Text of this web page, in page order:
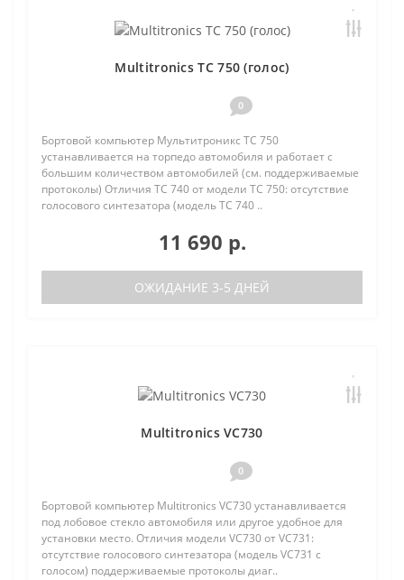
Multitronics TC 750 (голос)
0
Бортовой компьютер Мультитроникс TC 750
устанавливается на торпедо автомобиля и работает с
большим количеством автомобилей (см. поддерживаемые
протоколы) Отличия TC 740 от модели TC 750: отсутствие
голосового синтезатора (модель TC 740 ..
11 690 р.
ОЖИДАНИЕ 3-5 ДНЕЙ
Multitronics VC730
0
Бортовой компьютер Multitronics VC730 устанавливается
под лобовое стекло автомобиля или другое удобное для
установки место. Отличия модели VC730 от VC731:
отсутствие голосового синтезатора (модель VC731 с
голосом) поддерживаемые протоколы диаг..